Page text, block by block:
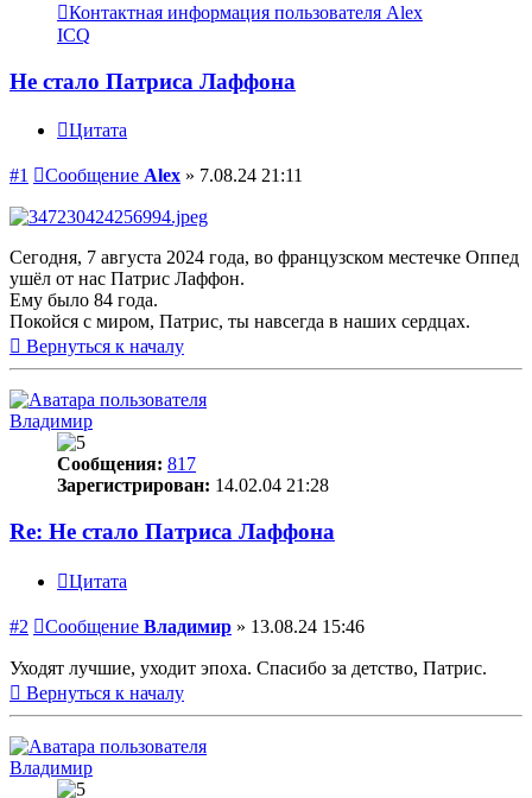
Контактная информация пользователя Alex
ICQ
Не стало Патриса Лаффона
Цитата
#1 Сообщение Alex » 7.08.24 21:11
Сегодня, 7 августа 2024 года, во французском местечке Оппед
ушёл от нас Патрис Лаффон.
Ему было 84 года.
Покойся с миром, Патрис, ты навсегда в наших сердцах.
Вернуться к началу
Владимир
Сообщения: 817
Зарегистрирован: 14.02.04 21:28
Re: Не стало Патриса Лаффона
Цитата
#2 Сообщение Владимир » 13.08.24 15:46
Уходят лучшие, уходит эпоха. Спасибо за детство, Патрис.
Вернуться к началу
Владимир